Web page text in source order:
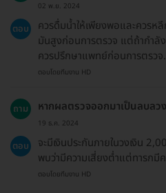
02 พ.ย. 2024
ตอบ
ควรดื่มน้ำให้เพียงพอและควรห
มันสูงก่อนการตรวจ แต่ถ้ากำ
ควรปรึกษาแพทย์ก่อนการตรวจ.
ตอบโดยทีมงาน HD
ถาม หากผลตรวจออกมาเป็นลบลว
19 ธ.ค. 2024
ตอบ
จะมีเงินประกันภายในวงเงิน
พบว่ามีความเสี่ยงต่ำแต่ทารก
ตอบโดยทีมงาน HD